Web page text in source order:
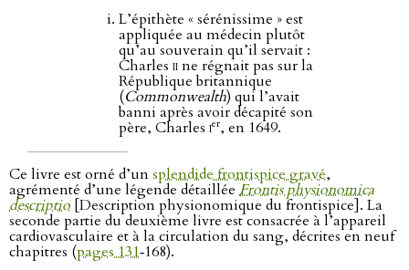
L’épithète « sérénissime » est
appliquée au médecin plutôt
qu’au souverain qu’il servait :
Charles iine régnait pas sur la
République britannique
(Commonwealth) qui l’avait
banni après avoir décapité son
père, Charles ier, en 1649.
Ce livre est orné d’unsplendide frontispice gravé,
agrémenté d’une légende détaillée Frontis physionomica
descriptio [Description physionomique du frontispice]. La
seconde partie du deuxième livre est consacrée à l’appareil
cardiovasculaire et à la circulation du sang, décrites en neuf
chapitres (pages 131‑168).